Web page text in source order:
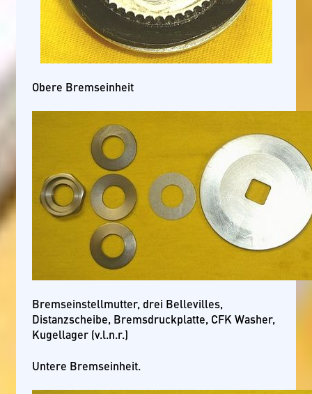
Obere Bremseinheit
Bremseinstellmutter, drei Bellevilles,
Distanzscheibe, Bremsdruckplatte, CFK Washer,
Kugellager (v.l.n.r.)
Untere Bremseinheit.